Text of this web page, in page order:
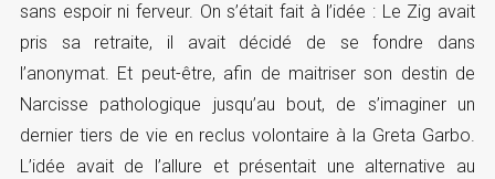
sans espoir ni ferveur. On s’était fait à l’idée : Le Zig avait
pris sa retraite, il avait décidé de se fondre dans
l’anonymat. Et peut-être, afin de maitriser son destin de
Narcisse pathologique jusqu’au bout, de s’imaginer un
dernier tiers de vie en reclus volontaire à la Greta Garbo.
L’idée avait de l’allure et présentait une alternative au